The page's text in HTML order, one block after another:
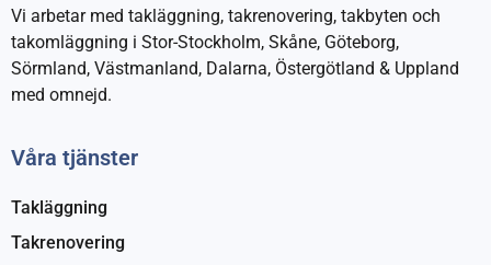
Vi arbetar med takläggning, takrenovering, takbyten och
takomläggning i Stor-Stockholm, Skåne, Göteborg,
Sörmland, Västmanland, Dalarna, Östergötland & Uppland
med omnejd.
Våra tjänster
Takläggning
Takrenovering